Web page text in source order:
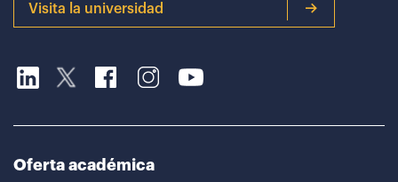
Visita la universidad
Oferta académica